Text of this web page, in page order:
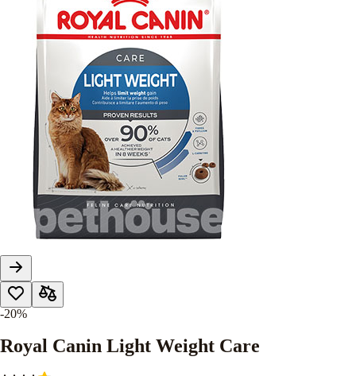
-20%
Royal Canin Light Weight Care